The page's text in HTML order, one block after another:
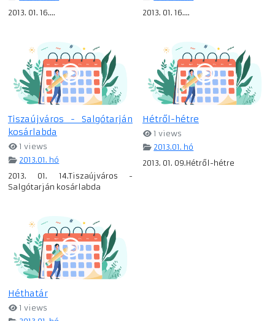
2013. 01. 16....
2013. 01. 16....
Tiszaújváros - Salgótarján
kosárlabda
1 views
2013.01. hó
2013. 01. 14.Tiszaújváros -
Salgótarján kosárlabda
Hétről-hétre
1 views
2013.01. hó
2013. 01. 09.Hétről-hétre
Héthatár
1 views